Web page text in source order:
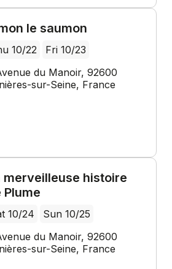
le saumon
10/22
Fri 10/23
du Manoir, 92600
sur-Seine, France
merveilleuse histoire
Plume
10/24
Sun 10/25
du Manoir, 92600
sur-Seine, France